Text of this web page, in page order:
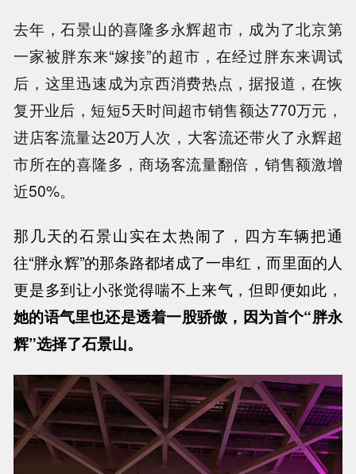
去年，石景山的喜隆多永辉超市，成为了北京第
一家被胖东来“嫁接”的超市，在经过胖东来调试
后，这里迅速成为京西消费热点，据报道，在恢
复开业后，短短5天时间超市销售额达770万元，
进店客流量达20万人次，大客流还带火了永辉超
市所在的喜隆多，商场客流量翻倍，销售额激增
近50%。
那几天的石景山实在太热闹了，四方车辆把通
往“胖永辉”的那条路都堵成了一串红，而里面的人
更是多到让小张觉得喘不上来气，但即便如此，
她的语气里也还是透着一股骄傲，因为首个“胖永
辉”选择了石景山。